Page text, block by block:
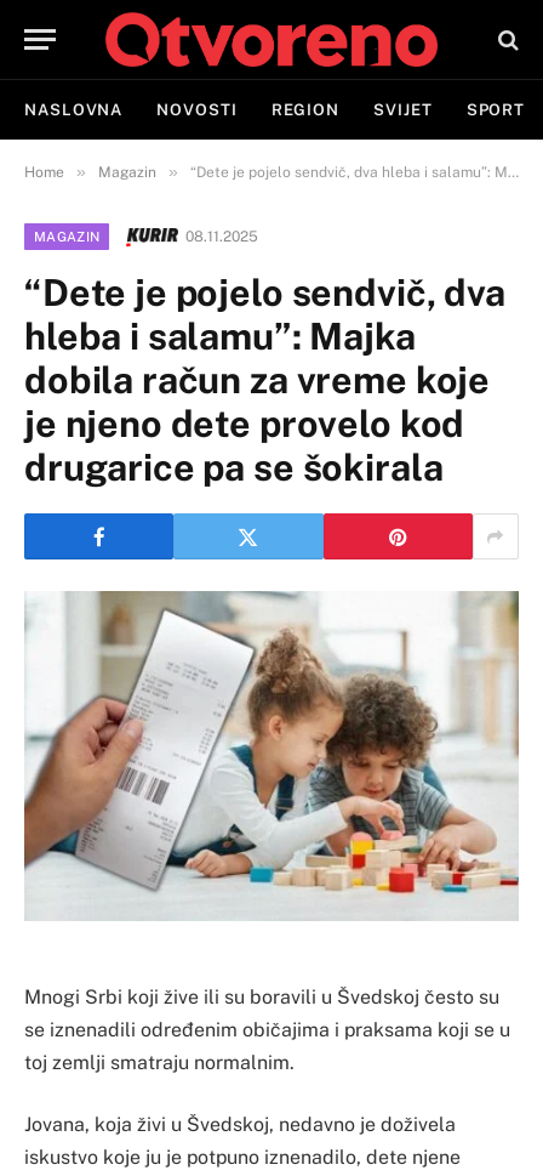
NASLOVNA NOVOSTI REGION SVIJET SPORT
Home » Magazin » “Dete je pojelo sendvič, dva hleba i salamu”: Majka dobila račun za vreme koje je njeno dete provelo kod drugarice pa se šokirala
MAGAZIN 08.11.2025
“Dete je pojelo sendvič, dva
hleba i salamu”: Majka
dobila račun za vreme koje
je njeno dete provelo kod
drugarice pa se šokirala
Mnogi Srbi koji žive ili su boravili u Švedskoj često su
se iznenadili određenim običajima i praksama koji se u
toj zemlji smatraju normalnim.
Jovana, koja živi u Švedskoj, nedavno je doživela
iskustvo koje ju je potpuno iznenadilo, dete njene